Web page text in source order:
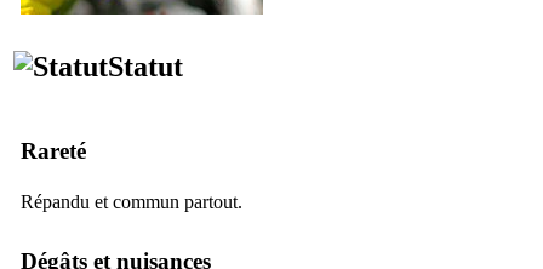
Statut
Rareté
Répandu et commun partout.
Dégâts et nuisances